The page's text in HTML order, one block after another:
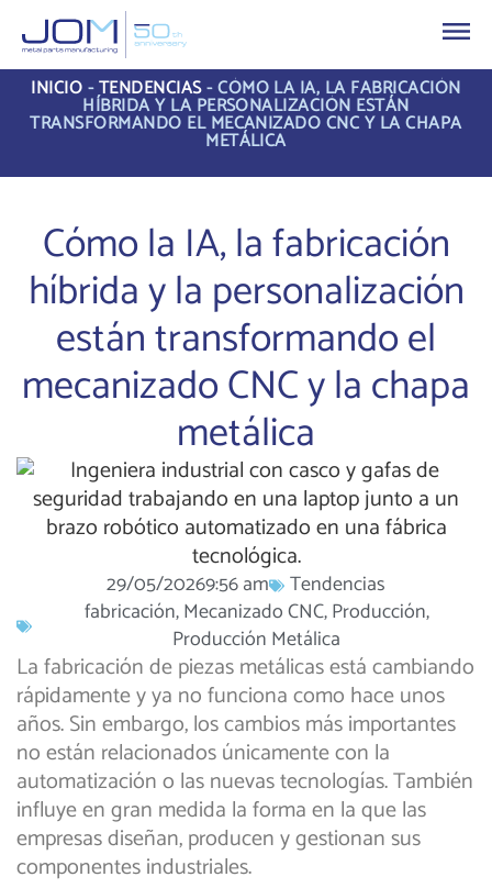
INICIO-TENDENCIAS-CÓMO LA IA, LA FABRICACIÓN
HÍBRIDA Y LA PERSONALIZACIÓN ESTÁN
TRANSFORMANDO EL MECANIZADO CNC Y LA CHAPA
METÁLICA
Cómo la IA, la fabricación
híbrida y la personalización
están transformando el
mecanizado CNC y la chapa
metálica
29/05/20269:56 am
Tendencias
fabricación,Mecanizado CNC,Producción,
Producción Metálica
La fabricación de piezas metálicas está cambiando
rápidamente y ya no funciona como hace unos
años. Sin embargo, los cambios más importantes
no están relacionados únicamente con la
automatización o las nuevas tecnologías. También
influye en gran medida la forma en la que las
empresas diseñan, producen y gestionan sus
componentes industriales.